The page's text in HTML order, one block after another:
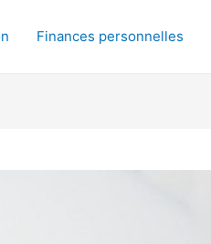
Finances personnelles